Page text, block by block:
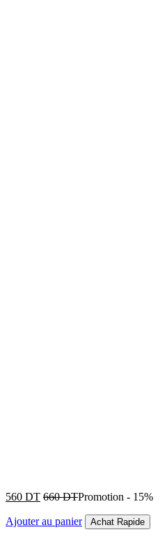
560 DT 660DTPromotion - 15%
Ajouter au panier Achat Rapide